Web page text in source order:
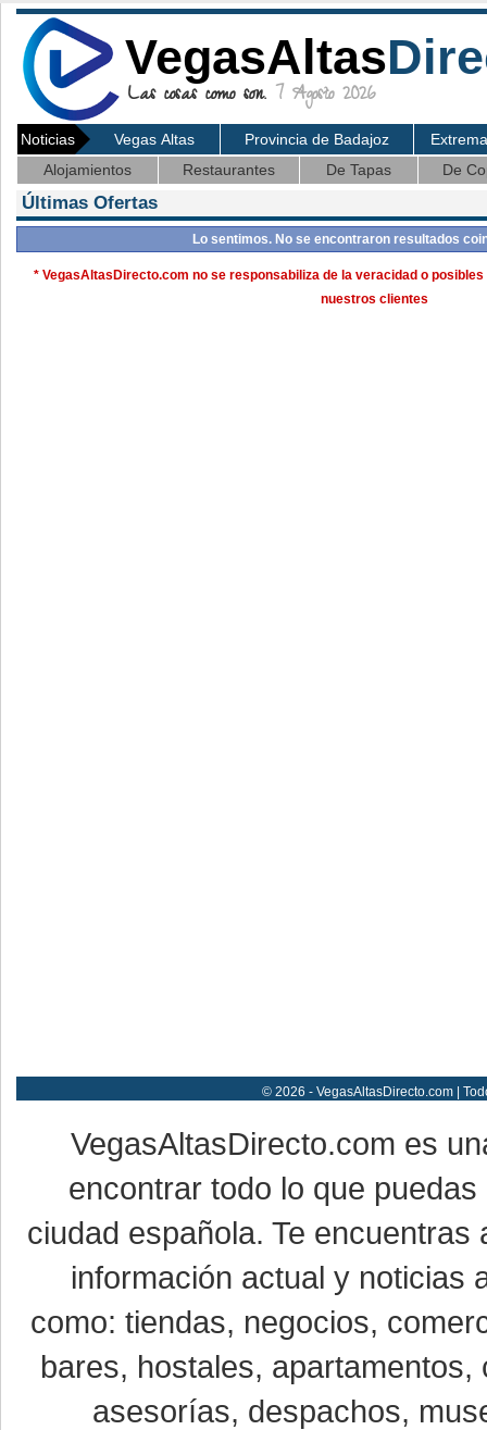
VegasAltas
Las cosas como son. 7 Agosto 2026
Noticias Vegas Altas Provincia de Badajoz
Alojamientos
Restaurantes De Tapas De
Últimas Ofertas
Lo sentimos. No se encontraron resultados
* VegasAltasDirecto.com no se responsabiliza de la veracidad o
nuestros clientes
© 2026 - VegasAltasDirecto.com |
VegasAltasDirecto.com es
encontrar todo lo que
ciudad española. Te
información actual y noticias
como: tiendas, negocios,
bares, hostales,
asesorías, despachos,